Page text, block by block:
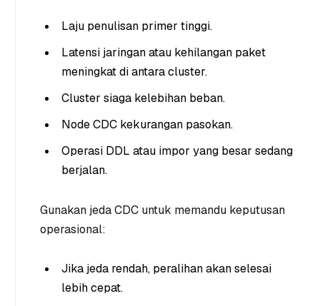
Laju penulisan primer tinggi.
Latensi jaringan atau kehilangan paket
meningkat di antara cluster.
Cluster siaga kelebihan beban.
Node CDC kekurangan pasokan.
Operasi DDL atau impor yang besar sedang
berjalan.
Gunakan jeda CDC untuk memandu keputusan
operasional:
Jika jeda rendah, peralihan akan selesai
lebih cepat.